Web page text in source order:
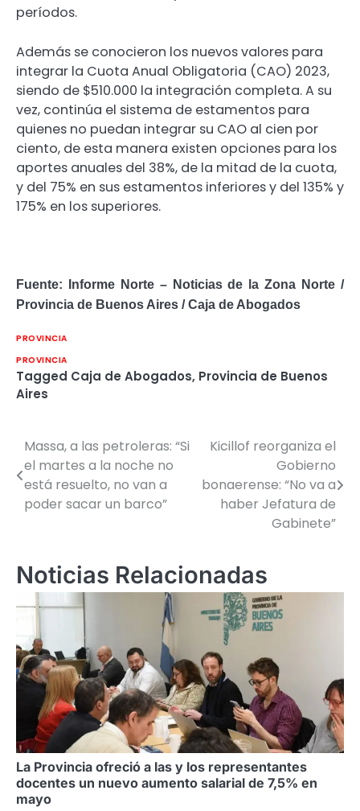
períodos.
Además se conocieron los nuevos valores para
integrar la Cuota Anual Obligatoria (CAO) 2023,
siendo de $510.000 la integración completa. A su
vez, continúa el sistema de estamentos para
quienes no puedan integrar su CAO al cien por
ciento, de esta manera existen opciones para los
aportes anuales del 38%, de la mitad de la cuota,
y del 75% en sus estamentos inferiores y del 135% y
175% en los superiores.
Fuente: Informe Norte – Noticias de la Zona Norte /
Provincia de Buenos Aires / Caja de Abogados
PROVINCIA
PROVINCIA
Tagged Caja de Abogados, Provincia de Buenos
Aires
Navegación
de
entradas
Massa, a las petroleras: “Si
el martes a la noche no
está resuelto, no van a
poder sacar un barco”
Kicillof reorganiza el
Gobierno
bonaerense: “No va a
haber Jefatura de
Gabinete”
Noticias Relacionadas
La Provincia ofreció a las y los representantes
docentes un nuevo aumento salarial de 7,5% en
mayo